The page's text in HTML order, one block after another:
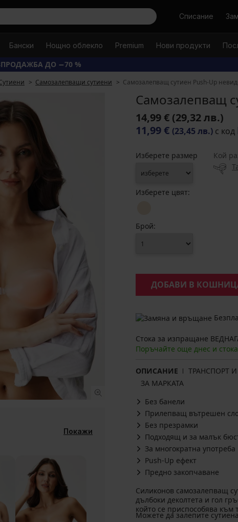
ТърсиСписание
Бански Нощно облекло Premium Нови продукти
ДО −70 %
Самозалепващи сутиени Самозалепващ сутиен Push-Up
Покажи
Самозалепващ
14,99 € (29,32 лв.)
11,99 € (23,45 лв.) с код
Изберете размер
Кой
Изберете цвят:
Брой:
ДОБАВИ В
Стока за изпращане
Поръчайте още днес и
ОПИСАНИЕ ТРАНСПОРТ
ЗА МАРКАТА
Без банели
Прилепващ вътрешен
Без презрамки
Подходящ и за малък
За многократна употреба
Push-Up ефект
Предно закопчаване
Силиконов самозалепващ
дълбоки деколтета и гол
който се приспособява към
Можете да залепите